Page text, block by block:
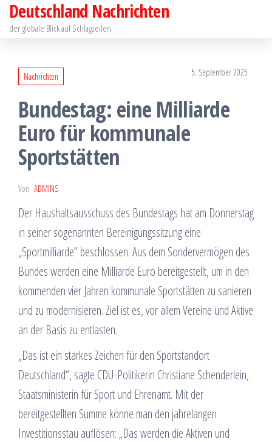
Zum
Inhalt
Deutschland Nachrichten
der globale Blick auf Schlagzeilen
Nachrichten 5. September 2025
Bundestag: eine Milliarde
Euro für kommunale
Sportstätten
Von ADMINS
Der Haushaltsausschuss des Bundestags hat am Donnerstag
in seiner sogenannten Bereinigungssitzung eine
„Sportmilliarde“ beschlossen. Aus dem Sondervermögen des
Bundes werden eine Milliarde Euro bereitgestellt, um in den
kommenden vier Jahren kommunale Sportstätten zu sanieren
und zu modernisieren. Ziel ist es, vor allem Vereine und Aktive
an der Basis zu entlasten.
„Das ist ein starkes Zeichen für den Sportstandort
Deutschland“, sagte CDU-Politikerin Christiane Schenderlein,
Staatsministerin für Sport und Ehrenamt. Mit der
bereitgestellten Summe könne man den jahrelangen
Investitionsstau auflösen: „Das werden die Aktiven und